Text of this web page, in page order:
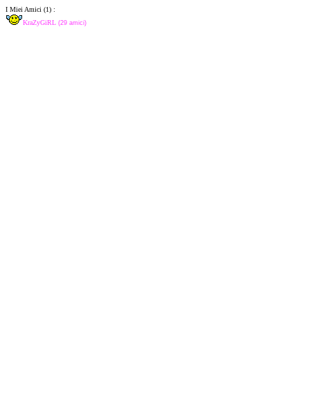
I Miei Amici (1) :
KraZyGiRL (29 amici)